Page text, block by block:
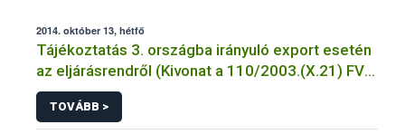
2014. október 13, hétfő
Tájékoztatás 3. országba irányuló export esetén
az eljárásrendről (Kivonat a 110/2003.(X.21) FVM
Rendeletből)
TOVÁBB >